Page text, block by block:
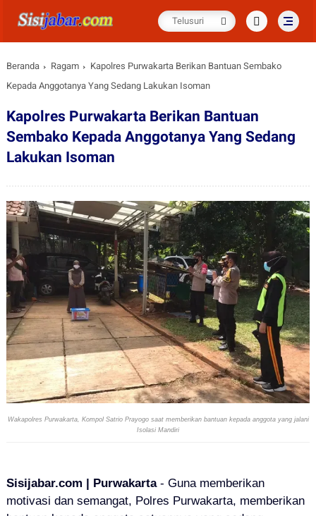
Beranda Ragam
Kapolres Purwakarta Berikan Bantuan Sembako
Kepada Anggotanya Yang Sedang Lakukan Isoman
Kapolres Purwakarta Berikan Bantuan
Sembako Kepada Anggotanya Yang Sedang
Lakukan Isoman
Wakapolres Purwakarta, Kompol Satrio Prayogo saat memberikan bantuan kepada anggota yang jalani
Isolasi Mandiri
Sisijabar.com | Purwakarta - Guna memberikan
motivasi dan semangat, Polres Purwakarta, memberikan